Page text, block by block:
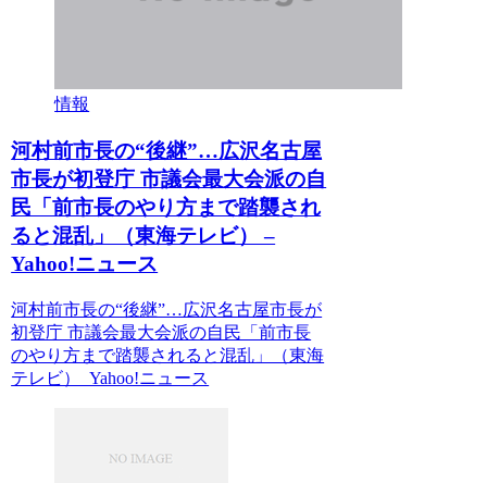
情報
河村前市長の“後継”…広沢名古屋
市長が初登庁 市議会最大会派の自
民「前市長のやり方まで踏襲され
ると混乱」（東海テレビ） –
Yahoo!ニュース
河村前市長の“後継”…広沢名古屋市長が
初登庁 市議会最大会派の自民「前市長
のやり方まで踏襲されると混乱」（東海
テレビ） Yahoo!ニュース